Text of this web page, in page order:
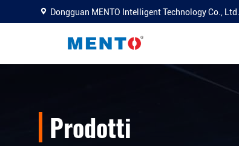
Dongguan MENTO Intelligent Technology Co., Ltd.
Prodotti